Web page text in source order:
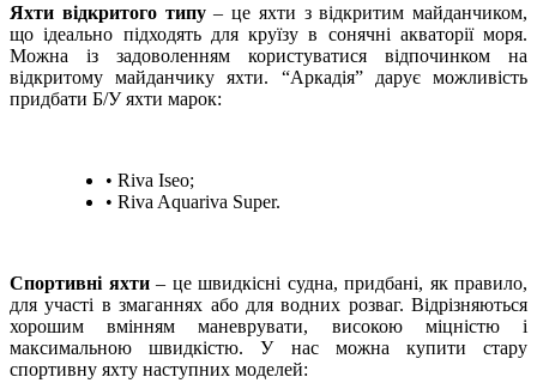
Яхти відкритого типу– це яхти з відкритим майданчиком,
що ідеально підходять для круїзу в сонячні акваторії моря.
Можна із задоволенням користуватися відпочинком на
відкритому майданчику яхти. “Аркадія” дарує можливість
придбати Б/У яхти марок:
• Riva Iseo;
• Riva Aquariva Super.
Спортивні яхти– це швидкісні судна, придбані, як правило,
для участі в змаганнях або для водних розваг. Відрізняються
хорошим вмінням маневрувати, високою міцністю і
максимальною швидкістю. У нас можна купити стару
спортивну яхту наступних моделей: